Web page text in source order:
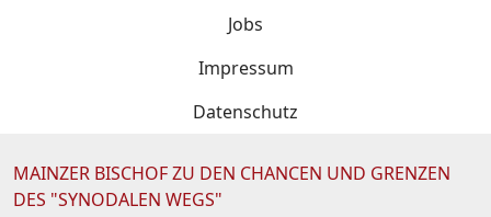
Jobs
Impressum
Datenschutz
MAINZER BISCHOF ZU DEN CHANCEN UND GRENZEN
DES "SYNODALEN WEGS"